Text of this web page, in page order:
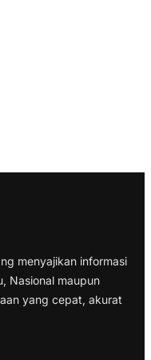
menyajikan informasi
Nasional maupun
yang cepat, akurat